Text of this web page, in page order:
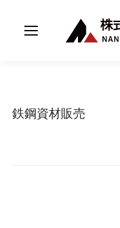
鉄鋼資材販売